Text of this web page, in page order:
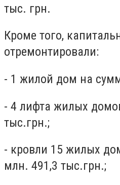
тыс. грн.
Кроме того,
отремонтировали:
- 1 жилой дом на
- 4 лифта жилых
тыс.грн.;
- кровли 15 жилых
млн. 491,3 тыс.грн.;